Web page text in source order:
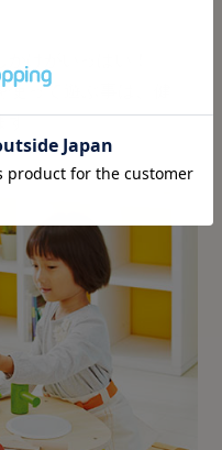
かけがいっぱい！
使って遊ぶ事は、健